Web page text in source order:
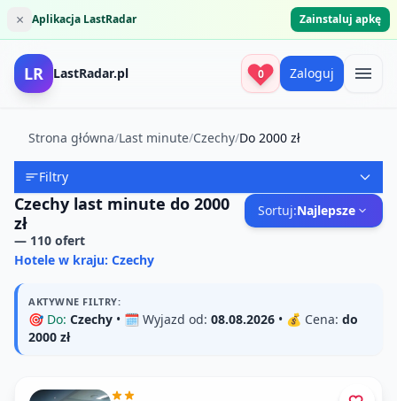
× Aplikacja LastRadar Zainstaluj apkę
LR LastRadar.pl 0 Zaloguj
Strona główna/Last minute/Czechy/Do 2000 zł
Filtry
Czechy last minute do 2000
zł
— 110 ofert
Sortuj:Najlepsze
Hotele w kraju: Czechy
AKTYWNE FILTRY:
🎯 Do: Czechy • 🗓️ Wyjazd od: 08.08.2026 • 💰 Cena: do
2000 zł